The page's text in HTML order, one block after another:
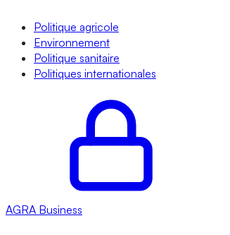
Politique agricole
Environnement
Politique sanitaire
Politiques internationales
AGRA Business